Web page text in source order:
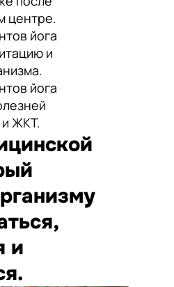
центре.
йога
и
йога
и ЖКТ.
и